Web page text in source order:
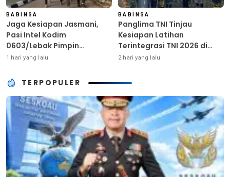
BABINSA
Jaga Kesiapan Jasmani,
Pasi Intel Kodim
0603/Lebak Pimpin
Pembinaan Fisik Rutin
1 hari yang lalu
BABINSA
Panglima TNI Tinjau
Kesiapan Latihan
Terintegrasi TNI 2026 di
Dabo Singkep
2 hari yang lalu
TERPOPULER